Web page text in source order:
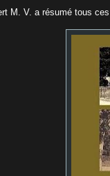
M. V. a résumé tous